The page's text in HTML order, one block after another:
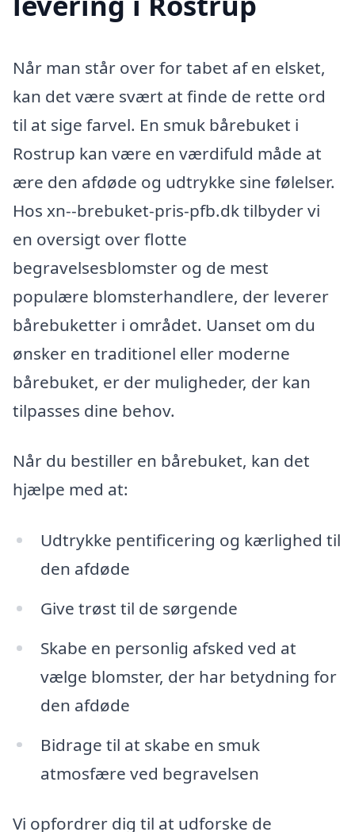
Når man står over for tabet af en elsket,
kan det være svært at finde de rette ord
til at sige farvel. En smuk bårebuket i
Rostrup kan være en værdifuld måde at
ære den afdøde og udtrykke sine følelser.
Hos xn--brebuket-pris-pfb.dk tilbyder vi
en oversigt over flotte
begravelsesblomster og de mest
populære blomsterhandlere, der leverer
bårebuketter i området. Uanset om du
ønsker en traditionel eller moderne
bårebuket, er der muligheder, der kan
tilpasses dine behov.
Når du bestiller en bårebuket, kan det
hjælpe med at:
Udtrykke pentificering og kærlighed til
den afdøde
Give trøst til de sørgende
Skabe en personlig afsked ved at
vælge blomster, der har betydning for
den afdøde
Bidrage til at skabe en smuk
atmosfære ved begravelsen
Vi opfordrer dig til at udforske de